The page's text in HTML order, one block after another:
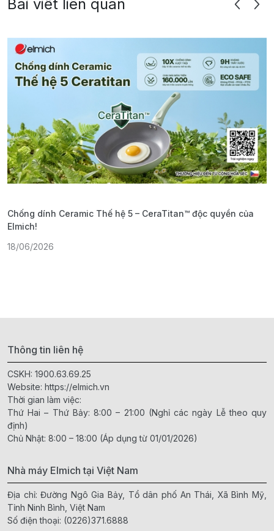
Bài viết liên quan
Chống dính Ceramic Thế hệ 5 – CeraTitan™ độc quyền của
Elmich!
18/06/2026
Thông tin liên hệ
CSKH: 1900.63.69.25
Website: https://elmich.vn
Thời gian làm việc:
Thứ Hai – Thứ Bảy: 8:00 – 21:00 (Nghỉ các ngày Lễ theo quy
định)
Chủ Nhật: 8:00 – 18:00 (Áp dụng từ 01/01/2026)
Nhà máy Elmich tại Việt Nam
Địa chỉ: Đường Ngô Gia Bảy, Tổ dân phố An Thái, Xã Bình Mỹ,
Tỉnh Ninh Bình, Việt Nam
Số điện thoại: (0226)371.6888